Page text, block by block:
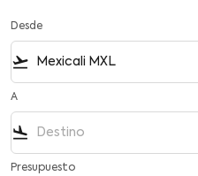
Desde
flight_takeoff
A
flight_land
Presupuesto